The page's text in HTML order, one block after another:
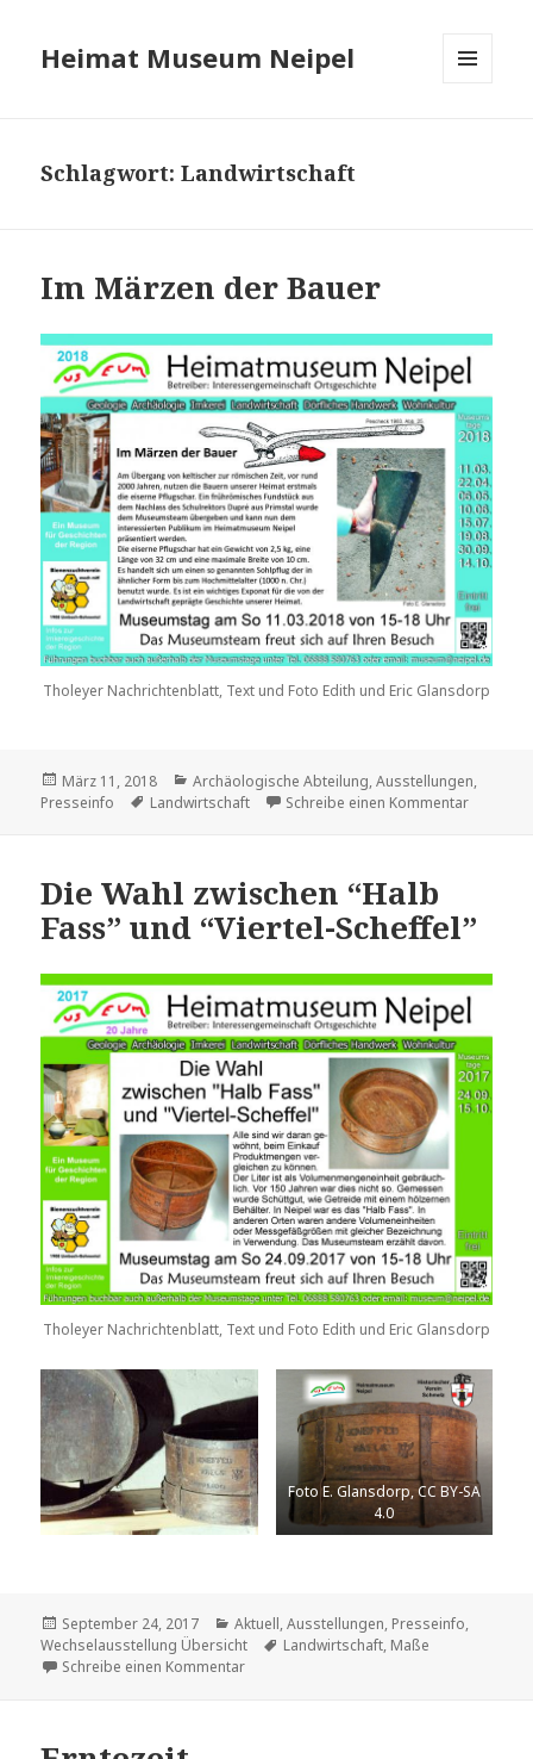
Heimat Museum Neipel
Schlagwort:Landwirtschaft
Im Märzen der Bauer
Tholeyer Nachrichtenblatt, Text und Foto Edith und Eric Glansdorp
Veröffentlicht
am
März 11, 2018 Kategorien
Archäologische Abteilung ,Ausstellungen
Presseinfo
Schlagwörter
Landwirtschaft Schreibe einen Kommentarzu Im
Die Wahl zwischen “Halb
Fass” und “Viertel-Scheffel”
Tholeyer Nachrichtenblatt, Text und Foto Edith und Eric Glansdorp
Foto E. Glansdorp, CC BY-SA
4.0
Veröffentlicht
am
September 24, 2017 Kategorien
Aktuell,Ausstellungen, Presseinfo,
Wechselausstellung Übersicht
Schlagwörter
Landwirtschaft, Maße
Schreibe einen Kommentarzu Die Wahl zwischen “Halb Fass” und